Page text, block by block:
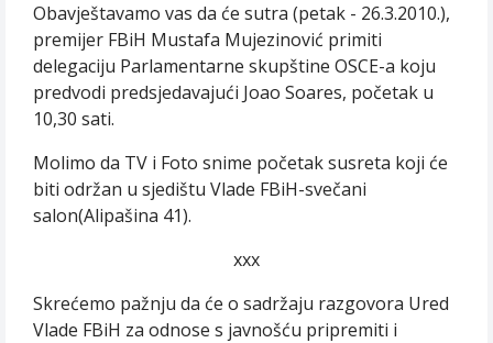
Obavještavamo vas da će sutra (petak - 26.3.2010.),
premijer FBiH Mustafa Mujezinović primiti
delegaciju Parlamentarne skupštine OSCE-a koju
predvodi predsjedavajući Joao Soares, početak u
10,30 sati.
Molimo da TV i Foto snime početak susreta koji će
biti održan u sjedištu Vlade FBiH-svečani
salon(Alipašina 41).
xxx
Skrećemo pažnju da će o sadržaju razgovora Ured
Vlade FBiH za odnose s javnošću pripremiti i